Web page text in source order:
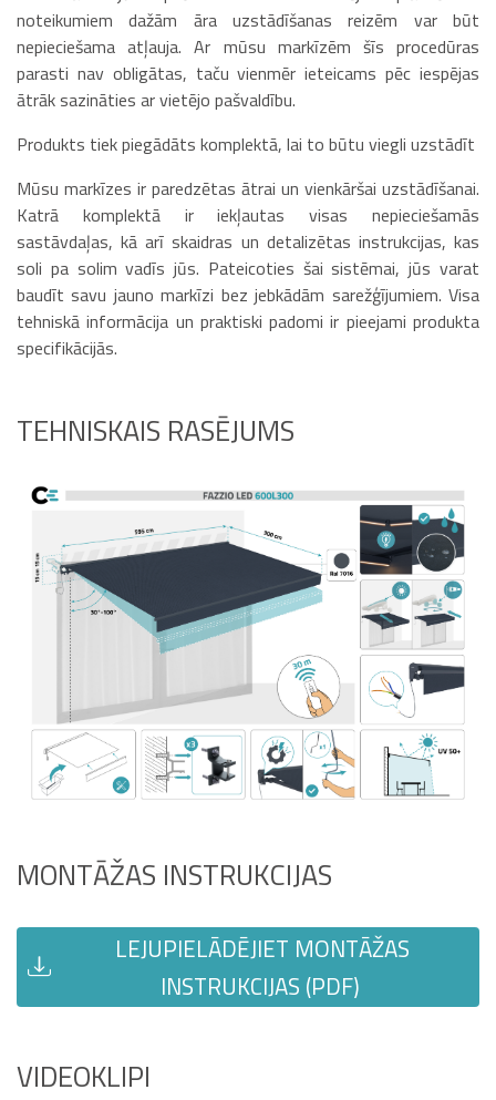
noteikumiem dažām āra uzstādīšanas reizēm var būt
nepieciešama atļauja. Ar mūsu markīzēm šīs procedūras
parasti nav obligātas, taču vienmēr ieteicams pēc iespējas
ātrāk sazināties ar vietējo pašvaldību.
Produkts tiek piegādāts komplektā, lai to būtu viegli uzstādīt
Mūsu markīzes ir paredzētas ātrai un vienkāršai uzstādīšanai.
Katrā komplektā ir iekļautas visas nepieciešamās
sastāvdaļas, kā arī skaidras un detalizētas instrukcijas, kas
soli pa solim vadīs jūs. Pateicoties šai sistēmai, jūs varat
baudīt savu jauno markīzi bez jebkādām sarežģījumiem. Visa
tehniskā informācija un praktiski padomi ir pieejami produkta
specifikācijās.
TEHNISKAIS RASĒJUMS
MONTĀŽAS INSTRUKCIJAS
LEJUPIELĀDĒJIET MONTĀŽAS
INSTRUKCIJAS (PDF)
VIDEOKLIPI